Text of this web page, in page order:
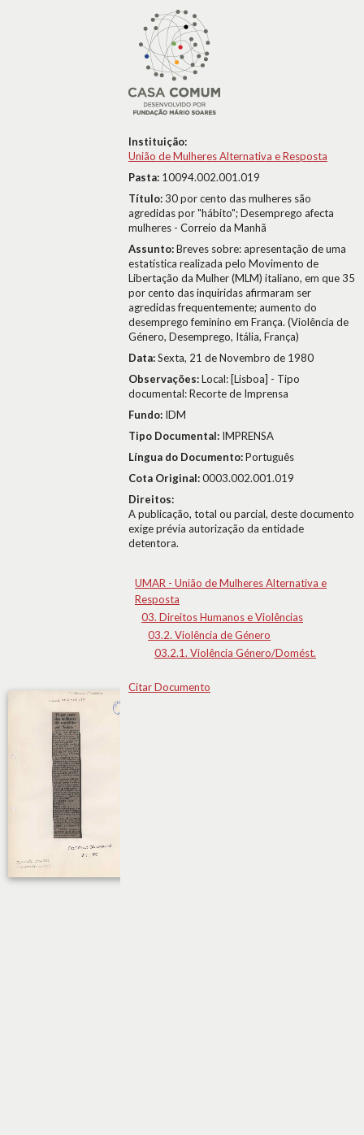
Instituição:
União de Mulheres Alternativa e Resposta
Pasta: 10094.002.001.019
Título:30 por cento das mulheres são
agredidas por "hábito"; Desemprego afecta
mulheres - Correio da Manhã
Assunto:Breves sobre: apresentação de uma
estatística realizada pelo Movimento de
Libertação da Mulher (MLM) italiano, em que 35
por cento das inquiridas afirmaram ser
agredidas frequentemente; aumento do
desemprego feminino em França. (Violência de
Género, Desemprego, Itália, França)
Data:Sexta, 21 de Novembro de 1980
Observações:Local: [Lisboa] - Tipo
documental: Recorte de Imprensa
Fundo: IDM
Tipo Documental: IMPRENSA
Língua do Documento:Português
Cota Original:0003.002.001.019
Direitos:
A publicação, total ou parcial, deste documento
exige prévia autorização da entidade
detentora.
UMAR - União de Mulheres Alternativa e
Resposta
03. Direitos Humanos e Violências
03.2. Violência de Género
03.2.1. Violência Género/Domést.
Citar Documento